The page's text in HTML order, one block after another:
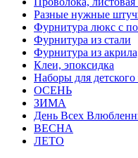
Разные нужные
Фурнитура люкс с
Фурнитура из стали
Фурнитура из
Клеи, эпоксидка
Наборы для детского
ОСЕНЬ
ЗИМА
День Всех
ВЕСНА
ЛЕТО